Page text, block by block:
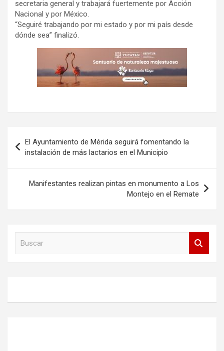
secretaria general y trabajará fuertemente por Acción
Nacional y por México.
“Seguiré trabajando por mi estado y por mi país desde
dónde sea” finalizó.
de
entradas
El Ayuntamiento de Mérida seguirá fomentando la
instalación de más lactarios en el Municipio
Manifestantes realizan pintas en monumento a Los
Montejo en el Remate